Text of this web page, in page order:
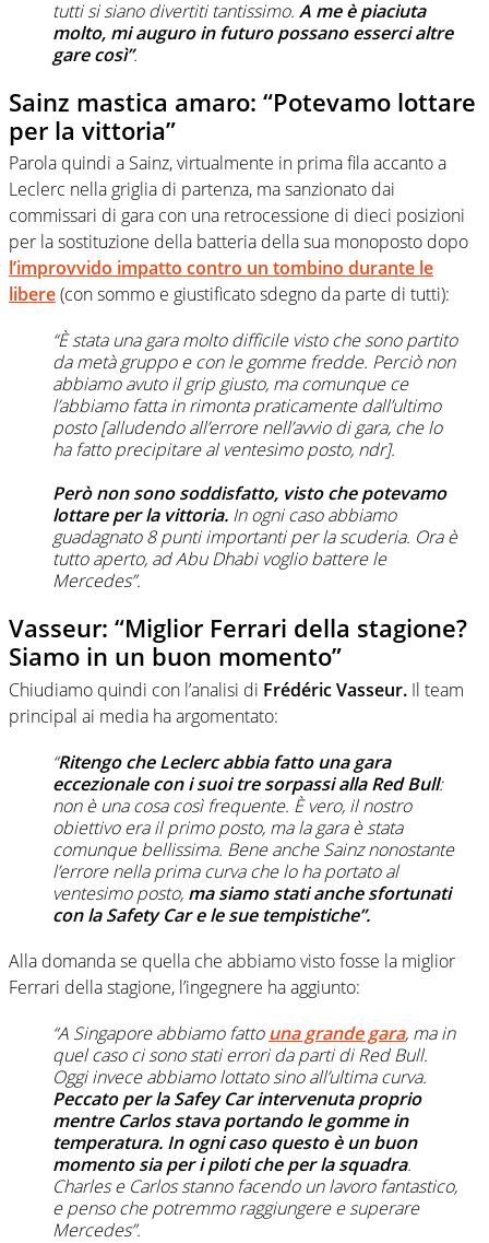
tutti si siano divertiti tantissimo. A me è piaciuta
molto, mi auguro in futuro possano esserci altre
gare così”.
Sainz mastica amaro: “Potevamo lottare
per la vittoria”
Parola quindi a Sainz, virtualmente in prima fila accanto a
Leclerc nella griglia di partenza, ma sanzionato dai
commissari di gara con una retrocessione di dieci posizioni
per la sostituzione della batteria della sua monoposto dopo
l’improvvido impatto contro un tombino durante le
libere(con sommo e giustificato sdegno da parte di tutti):
“È stata una gara molto difficile visto che sono partito
da metà gruppo e con le gomme fredde. Perciò non
abbiamo avuto il grip giusto, ma comunque ce
l’abbiamo fatta in rimonta praticamente dall’ultimo
posto[alludendo all’errore nell’avvio di gara, che lo
ha fatto precipitare al ventesimo posto, ndr].
Però non sono soddisfatto, visto che potevamo
lottare per la vittoria. In ogni caso abbiamo
guadagnato 8 punti importanti per la scuderia. Ora è
tutto aperto, ad Abu Dhabi voglio battere le
Mercedes”.
Vasseur: “Miglior Ferrari della stagione?
Siamo in un buon momento”
Chiudiamo quindi con l’analisi di Frédéric Vasseur. Il team
principal ai media ha argomentato:
“Ritengo che Leclerc abbia fatto una gara
eccezionale con i suoi tre sorpassi alla Red Bull:
non è una cosa così frequente. È vero, il nostro
obiettivo era il primo posto, ma la gara è stata
comunque bellissima. Bene anche Sainz nonostante
l’errore nella prima curva che lo ha portato al
ventesimo posto, ma siamo stati anche sfortunati
con la Safety Car e le sue tempistiche”.
Alla domanda se quella che abbiamo visto fosse la miglior
Ferrari della stagione, l’ingegnere ha aggiunto:
“A Singapore abbiamo fatto una grande gara, ma in
quel caso ci sono stati errori da parti di Red Bull.
Oggi invece abbiamo lottato sino all’ultima curva.
Peccato per la Safey Car intervenuta proprio
mentre Carlos stava portando le gomme in
temperatura. In ogni caso questo è un buon
momento sia per i piloti che per la squadra.
Charles e Carlos stanno facendo un lavoro fantastico,
e penso che potremmo raggiungere e superare
Mercedes”.